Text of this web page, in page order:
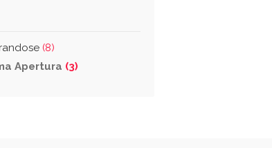
(8)
Apertura (3)